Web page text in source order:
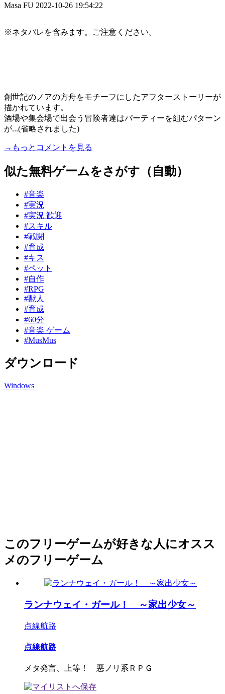
Masa FU 2022-10-26 19:54:22
※ネタバレを含みます。ご注意ください。
創世記のノアの方舟をモチーフにしたアフターストーリーが
描かれています。
酒場や集会場で出会う冒険者達はパーティーを組むパターン
が...(省略されました)
→もっとコメントを見る
似た無料ゲームをさがす（自動）
#音楽
#実況
#実況 歓迎
#スキル
#戦闘
#育成
#キス
#ペット
#自作
#RPG
#獣人
#育成
#60分
#音楽 ゲーム
#MusMus
ダウンロード
Windows
このフリーゲームが好きな人にオスス
メのフリーゲーム
ランナウェイ・ガール！ ～家出少女～
点線航路
点線航路
メタ発言、上等！ 悪ノリ系ＲＰＧ